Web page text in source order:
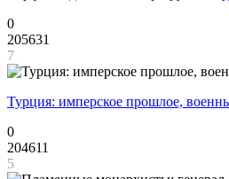
0
205631
7
Турция: имперское прошлое,
0
204611
5